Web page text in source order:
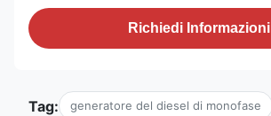
Richiedi Informazioni
Tag: generatore del diesel di monofase